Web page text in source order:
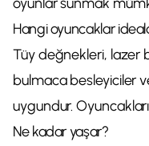
Hangi oyuncaklar
Tüy değnekleri, lazer
bulmaca besleyiciler
uygundur.
Ne kadar yaşar?